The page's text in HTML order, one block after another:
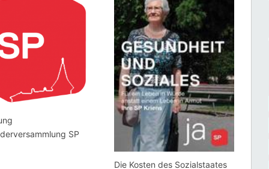
SP
Die Kosten des Sozialstaates